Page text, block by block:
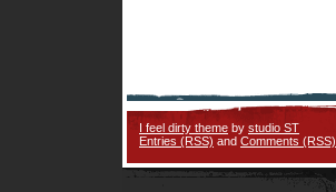
I feel dirty theme by studio ST
Entries (RSS) and Comments (RSS)